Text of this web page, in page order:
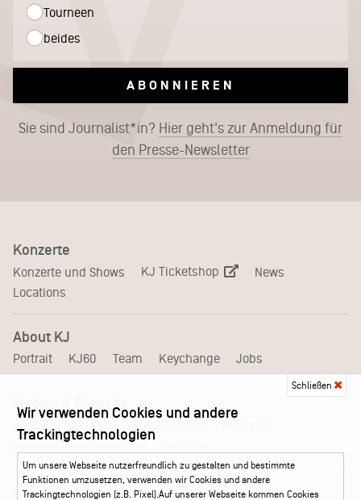
Tourneen
beides
ABONNIEREN
Sie sind Journalist*in? Hier geht's zur Anmeldung für
den Presse-Newsletter
Konzerte
Konzerte und Shows KJ Ticketshop
News
Locations
About KJ
Portrait KJ60 Team Keychange Jobs
Medien & Branche
Booking Presse
Service
Schließen
Wir verwenden Cookies und andere
Trackingtechnologien
Um unsere Webseite nutzerfreundlich zu gestalten und bestimmte
Funktionen umzusetzen, verwenden wir Cookies und andere
Trackingtechnologien (z.B. Pixel).Auf unserer Webseite kommen Cookies